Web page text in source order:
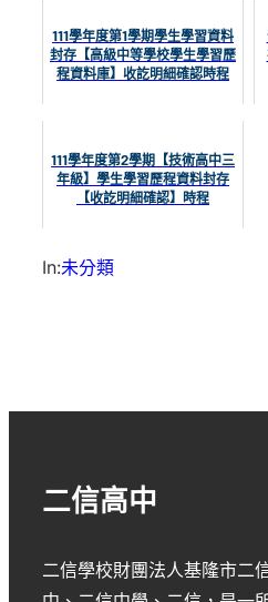
111學年度第1學期學生學習資料
封存【高級中等學校學生學習歷
程資料庫】收訖明細確認時程
111學年度第2學期【技術高中三
年級】學生學習歷程資料封存
【收訖明細確認】時程
In:未分類
二信高中
二信學校財團法人基隆市二